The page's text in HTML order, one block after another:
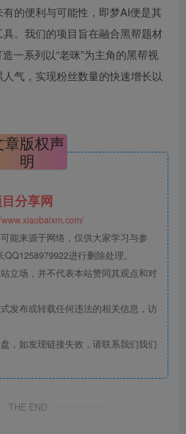
的便利与可能性，即梦AI便是其
。我们的项目旨在融合黑帮题材
一系列以“老咪”为主角的黑帮视
气，实现粉丝数量的快速增长以
章版权声
明
分享网
能来源于网络，仅供大家学习与参
进行删除处理。
立场，并不代表本站赞同其观点和对
发布或转载任何违法的相关信息，访
，如发现链接失效，请联系我们我们
THE END